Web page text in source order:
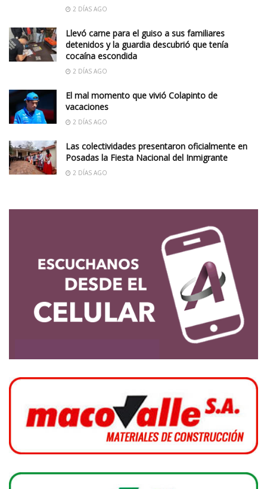
2 DÍAS AGO
Llevó carne para el guiso a sus familiares
detenidos y la guardia descubrió que tenía
cocaína escondida
2 DÍAS AGO
El mal momento que vivió Colapinto de
vacaciones
2 DÍAS AGO
Las colectividades presentaron oficialmente en
Posadas la Fiesta Nacional del Inmigrante
2 DÍAS AGO